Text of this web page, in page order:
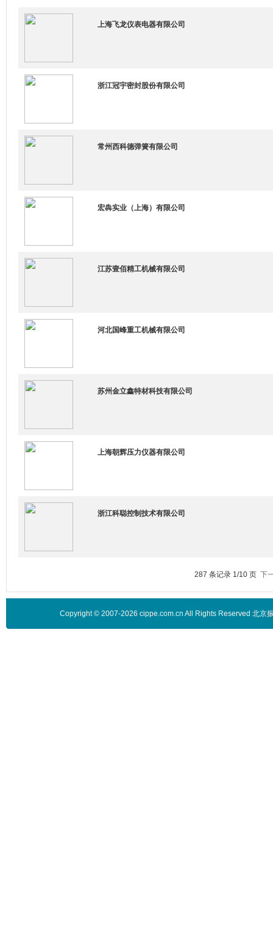
上海飞龙仪表电器有限公司
浙江冠宇密封股份有限公司
常州西科德弹簧有限公司
宏犇实业（上海）有限公司
江苏壹佰精工机械有限公司
河北国峰重工机械有限公司
苏州金立鑫特材科技有限公司
上海朝辉压力仪器有限公司
浙江科聪控制技术有限公司
287 条记录 1/10 页 下
Copyright © 2007-2026 cippe.com.cn All Rights Reserved 北